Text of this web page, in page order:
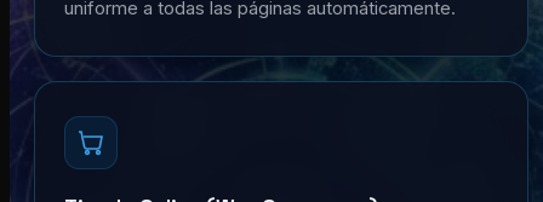
uniforme a todas las páginas automáticamente.